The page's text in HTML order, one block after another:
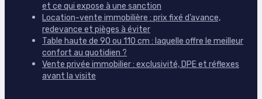
et ce qui expose à une sanction
Location-vente immobilière : prix fixé d’avance,
redevance et pièges à éviter
Table haute de 90 ou 110 cm : laquelle offre le meilleur
confort au quotidien ?
Vente privée immobilier : exclusivité, DPE et réflexes
avant la visite